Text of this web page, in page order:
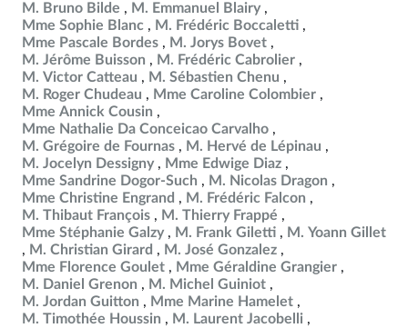
M. Bruno Bilde
M. Emmanuel Blairy
Mme Sophie Blanc
M. Frédéric Boccaletti
Mme Pascale Bordes
M. Jorys Bovet
M. Jérôme Buisson
M. Frédéric Cabrolier
M. Victor Catteau
M. Sébastien Chenu
M. Roger Chudeau
Mme Caroline Colombier
Mme Annick Cousin
Mme Nathalie Da Conceicao Carvalho
M. Grégoire de Fournas
M. Hervé de Lépinau
M. Jocelyn Dessigny
Mme Edwige Diaz
Mme Sandrine Dogor-Such
M. Nicolas Dragon
Mme Christine Engrand
M. Frédéric Falcon
M. Thibaut François
M. Thierry Frappé
Mme Stéphanie Galzy
M. Frank Giletti
M. Yoann Gillet
M. Christian Girard
M. José Gonzalez
Mme Florence Goulet
Mme Géraldine Grangier
M. Daniel Grenon
M. Michel Guiniot
M. Jordan Guitton
Mme Marine Hamelet
M. Timothée Houssin
M. Laurent Jacobelli